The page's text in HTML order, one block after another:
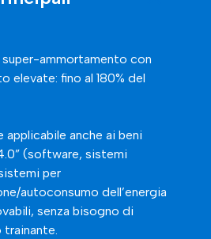
ammortamento con
elevate: fino al 180% del
applicabile anche ai beni
(software, sistemi
per
autoconsumo dell’energia
senza bisogno di